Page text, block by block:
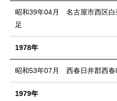
昭和39年04月 名古屋市西区白
足
1978年
昭和53年07月 西春日井郡西春
1979年